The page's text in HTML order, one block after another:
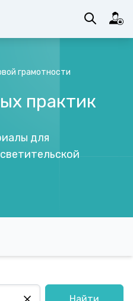
грамотности
практик
для